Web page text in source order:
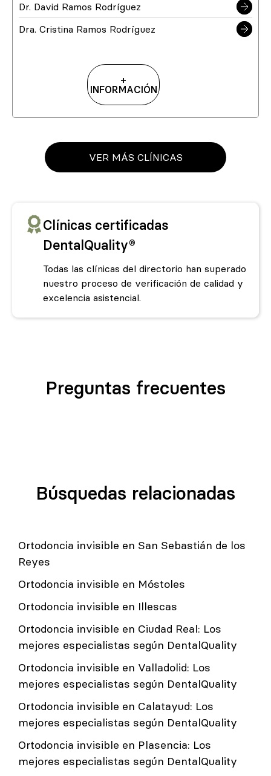
Dr. David Ramos Rodríguez
Dra. Cristina Ramos Rodríguez
+
INFORMACIÓN
VER MÁS CLÍNICAS
Clínicas certificadas
DentalQuality®
Todas las clínicas del directorio han superado
nuestro proceso de verificación de calidad y
excelencia asistencial.
Preguntas frecuentes
Búsquedas relacionadas
Ortodoncia invisible en San Sebastián de los
Reyes
Ortodoncia invisible en Móstoles
Ortodoncia invisible en Illescas
Ortodoncia invisible en Ciudad Real: Los
mejores especialistas según DentalQuality
Ortodoncia invisible en Valladolid: Los
mejores especialistas según DentalQuality
Ortodoncia invisible en Calatayud: Los
mejores especialistas según DentalQuality
Ortodoncia invisible en Plasencia: Los
mejores especialistas según DentalQuality